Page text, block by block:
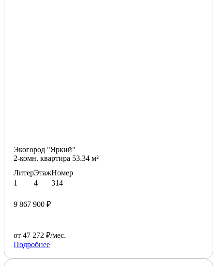
Экогород "Яркий"
2-комн. квартира 53.34 м²
Литер
1
Этаж
4
Номер
314
9 867 900 ₽
от 47 272 ₽/мес.
Подробнее